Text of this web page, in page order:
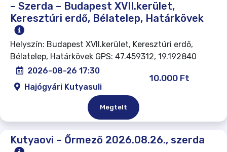
– Szerda – Budapest XVII.kerület,
Keresztúri erdő, Bélatelep, Határkövek
Helyszín: Budapest XVII.kerület, Keresztúri erdő,
Bélatelep, Határkövek GPS: 47.459312, 19.192840
2026-08-26 17:30
Hajógyári Kutyasuli
10.000 Ft
Megtelt
Kutyaovi – Őrmező 2026.08.26., szerda